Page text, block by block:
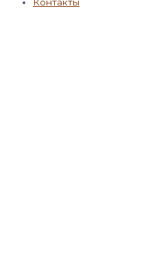
Контакты